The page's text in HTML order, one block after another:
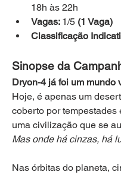
18h às 22h
Vagas: 1/5 (1 Vaga)
Classificação
Sinopse da
Dryon-4 já foi um mundo
Hoje, é apenas um
coberto por tempestades
uma civilização que se
Mas onde há cinzas, há
Nas órbitas do planeta,